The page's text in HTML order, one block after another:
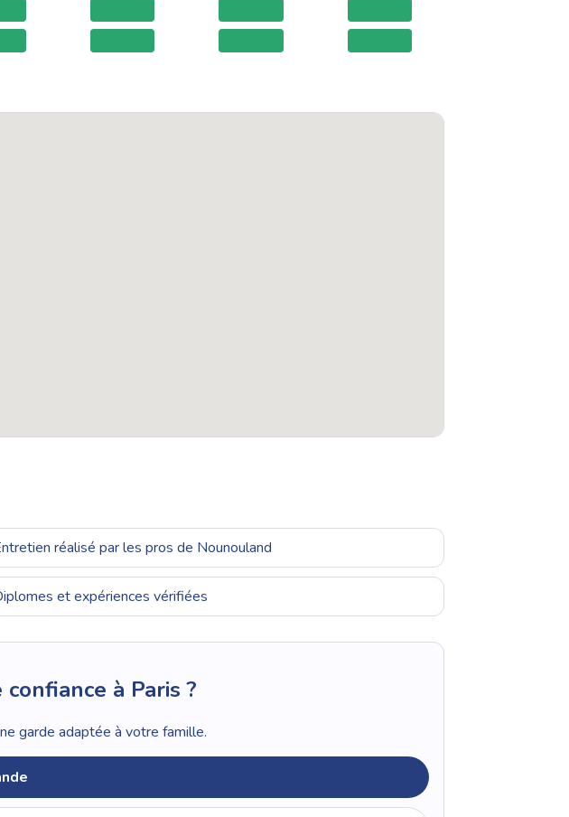
réalisé par les pros de Nounouland
et expériences vérifiées
à Paris ?
garde adaptée à votre famille.